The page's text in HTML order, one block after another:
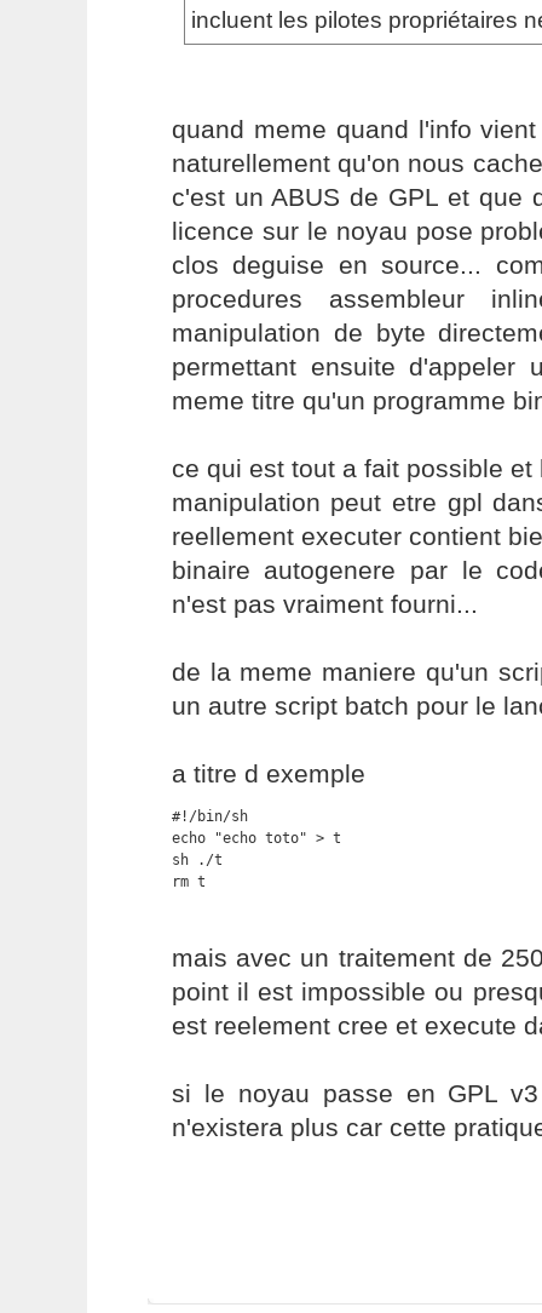
incluent les pilotes propriétaires
quand meme quand l'info
naturellement qu'on nous
c'est un ABUS de GPL et que
licence sur le noyau pose
clos deguise en source...
procedures assembleur
manipulation de byte
permettant ensuite d'appeler
meme titre qu'un programme
ce qui est tout a fait possible
manipulation peut etre gpl
reellement executer contient
binaire autogenere par le
n'est pas vraiment fourni...
de la meme maniere qu'un
un autre script batch pour le
a titre d exemple
#!/bin/sh
echo "echo toto" > t
sh ./t
rm t
mais avec un traitement de
point il est impossible ou
est reelement cree et execute
si le noyau passe en GPL
n'existera plus car cette